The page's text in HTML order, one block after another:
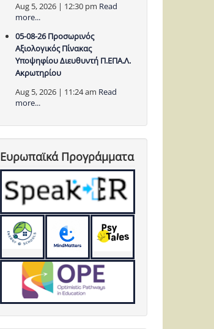
Aug 5, 2026 | 12:30 pm Read
more...
05-08-26 Προσωρινός
Αξιολογικός Πίνακας
Υποψηφίου Διευθυντή Π.ΕΠΑ.Λ.
Ακρωτηρίου
Aug 5, 2026 | 11:24 am Read
more...
Ευρωπαϊκά Προγράμματα